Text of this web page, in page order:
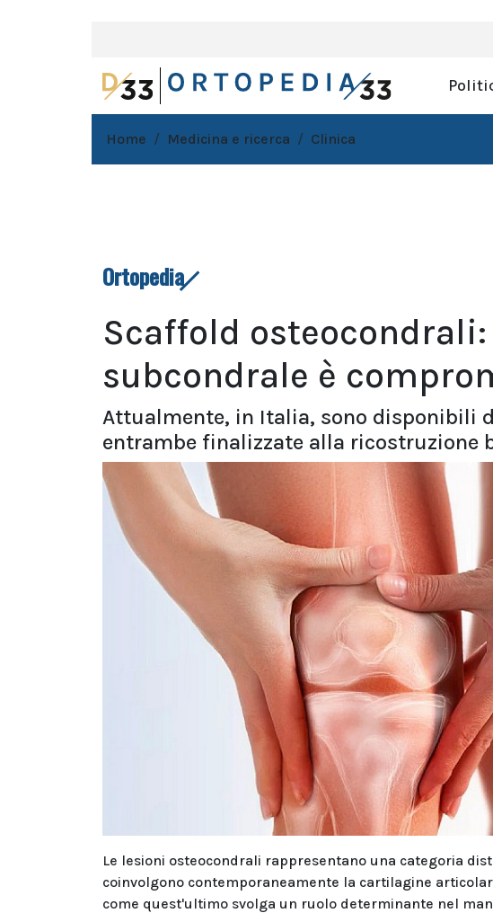
Home Medicina e ricerca Clinica
Ortopedia
Scaffold osteocondrali:
subcondrale è
Attualmente, in Italia, sono disponibili
entrambe finalizzate alla ricostruzione
Le lesioni osteocondrali rappresentano una categoria
coinvolgono contemporaneamente la cartilagine
come quest'ultimo svolga un ruolo determinante nel